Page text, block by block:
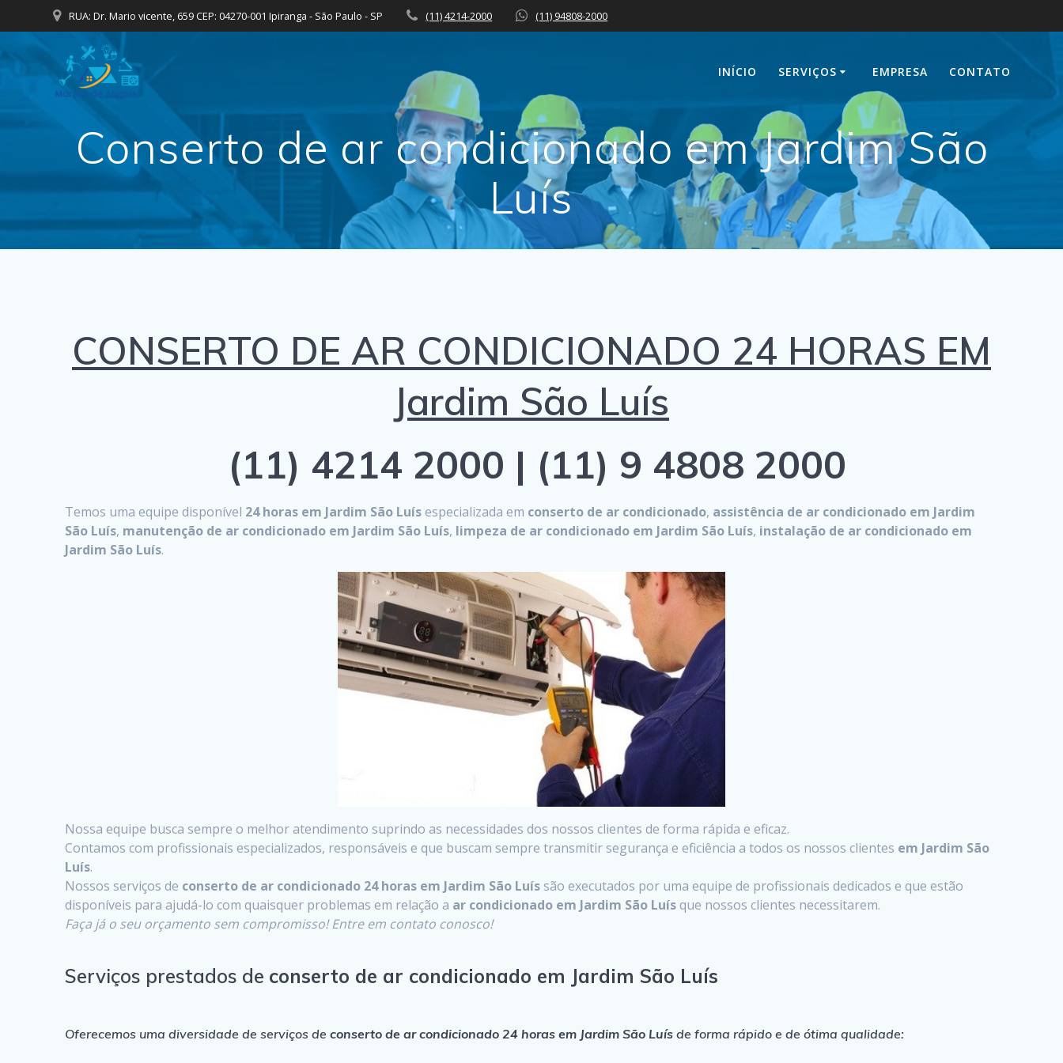
to
content
RUA: Dr. Mario vicente, 659 CEP: 04270-001 Ipiranga - São Paulo - SP (11) 4214-2000 (11) 94808-2000
INÍCIO SERVIÇOS EMPRESA CONTATO
Conserto de ar condicionado em Jardim São
Luís
CONSERTO DE AR CONDICIONADO 24 HORAS EM
Jardim São Luís
(11) 4214 2000 | (11) 9 4808 2000
Temos uma equipe disponível 24 horas em Jardim São Luísespecializada em conserto de ar condicionado, assistência de ar condicionado em Jardim
São Luís, manutenção de ar condicionado em Jardim São Luís, limpeza de ar condicionado em Jardim São Luís, instalação de ar condicionado em
Jardim São Luís.
Nossa equipe busca sempre o melhor atendimento suprindo as necessidades dos nossos clientes de forma rápida e eficaz.
Contamos com profissionais especializados, responsáveis e que buscam sempre transmitir segurança e eficiência a todos os nossos clientes em Jardim São
Luís.
Nossos serviços de conserto de ar condicionado 24 horas em Jardim São Luís são executados por uma equipe de profissionais dedicados e que estão
disponíveis para ajudá-lo com quaisquer problemas em relação a ar condicionado em Jardim São Luísque nossos clientes necessitarem.
Faça já o seu orçamento sem compromisso! Entre em contato conosco!
Serviços prestados de conserto de ar condicionado em Jardim São Luís
Oferecemos uma diversidade de serviços deconserto de ar condicionado 24 horas em Jardim São Luís de forma rápido e de ótima qualidade: